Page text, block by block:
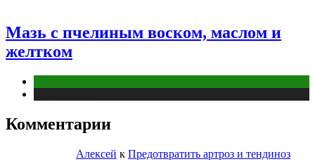
Мазь с пчелиным воском, маслом и
желтком
Комментарии
Алексей к Предотвратить артроз и тендиноз